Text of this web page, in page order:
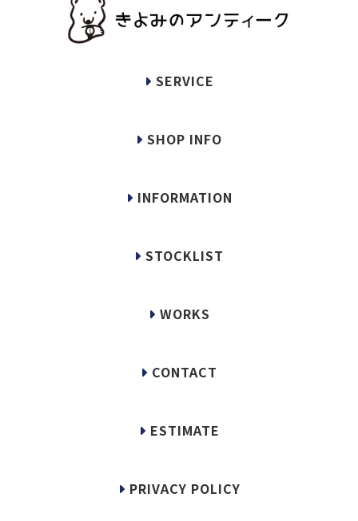
SERVICE
SHOP INFO
INFORMATION
STOCKLIST
WORKS
CONTACT
ESTIMATE
PRIVACY POLICY